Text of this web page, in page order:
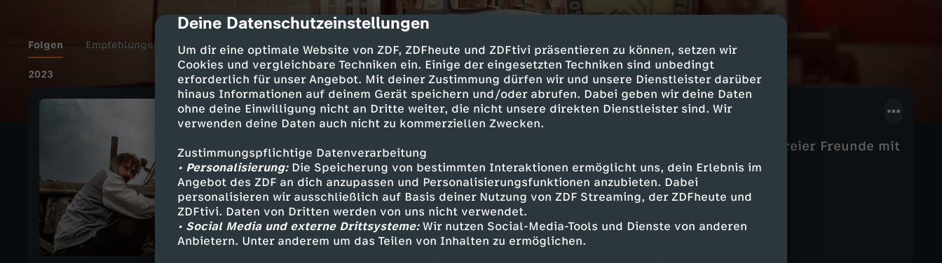
cmp-dialog-description
Deine Datenschutzeinstellungen
Um dir eine optimale Website von ZDF, ZDFheute und ZDFtivi präsentieren zu können, setzen wir
Cookies und vergleichbare Techniken ein. Einige der eingesetzten Techniken sind unbedingt
erforderlich für unser Angebot. Mit deiner Zustimmung dürfen wir und unsere Dienstleister darüber
hinaus Informationen auf deinem Gerät speichern und/oder abrufen. Dabei geben wir deine Daten
ohne deine Einwilligung nicht an Dritte weiter, die nicht unsere direkten Dienstleister sind. Wir
verwenden deine Daten auch nicht zu kommerziellen Zwecken.
Zustimmungspflichtige Datenverarbeitung
• Personalisierung:Die Speicherung von bestimmten Interaktionen ermöglicht uns, dein Erlebnis im
Angebot des ZDF an dich anzupassen und Personalisierungsfunktionen anzubieten. Dabei
personalisieren wir ausschließlich auf Basis deiner Nutzung von ZDF Streaming, der ZDFheute und
ZDFtivi. Daten von Dritten werden von uns nicht verwendet.
• Social Media und externe Drittsysteme:Wir nutzen Social-Media-Tools und Dienste von anderen
Anbietern. Unter anderem um das Teilen von Inhalten zu ermöglichen.
Folgen Empfehlungen Details
2023
Die Flucht mit der Raupe
44 Min. 04.07.2023 UT 6
Der Film handelt von der unglaublichen und gefährlichen Flucht dreier Freunde mit
einer Raupe über die innerdeutsche Grenze.